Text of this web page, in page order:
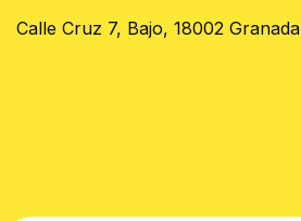
Calle Cruz 7, Bajo, 18002 Granada